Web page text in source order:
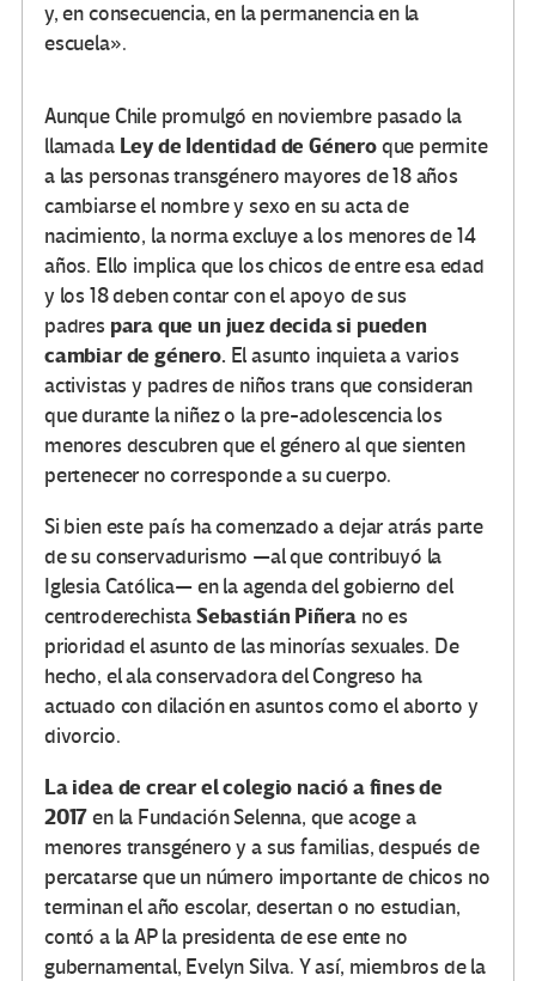
y, en consecuencia, en la permanencia en la
escuela».
Aunque Chile promulgó en noviembre pasado la
llamada Ley de Identidad de Géneroque permite
a las personas transgénero mayores de 18 años
cambiarse el nombre y sexo en su acta de
nacimiento, la norma excluye a los menores de 14
años. Ello implica que los chicos de entre esa edad
y los 18 deben contar con el apoyo de sus
padres para que un juez decida si pueden
cambiar de género. El asunto inquieta a varios
activistas y padres de niños trans que consideran
que durante la niñez o la pre-adolescencia los
menores descubren que el género al que sienten
pertenecer no corresponde a su cuerpo.
Si bien este país ha comenzado a dejar atrás parte
de su conservadurismo —al que contribuyó la
Iglesia Católica— en la agenda del gobierno del
centroderechistaSebastián Piñera no es
prioridad el asunto de las minorías sexuales. De
hecho, el ala conservadora del Congreso ha
actuado con dilación en asuntos como el aborto y
divorcio.
La idea de crear el colegio nació a fines de
2017en la Fundación Selenna, que acoge a
menores transgénero y a sus familias, después de
percatarse que un número importante de chicos no
terminan el año escolar, desertan o no estudian,
contó a la AP la presidenta de ese ente no
gubernamental, Evelyn Silva. Y así, miembros de la